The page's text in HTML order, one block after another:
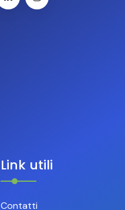
Link utili
Contatti